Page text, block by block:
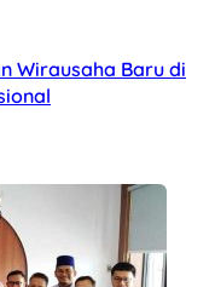
Wirausaha Baru di